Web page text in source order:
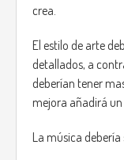
crea.
El estilo de arte
detallados, a
deberían tener
mejora añadirá un
La música